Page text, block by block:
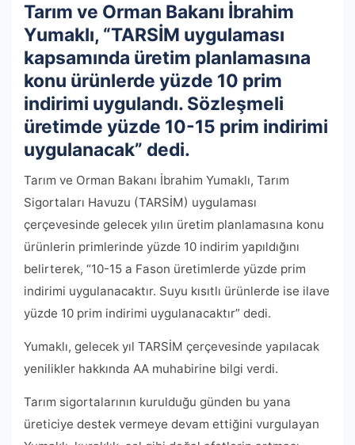
Tarım ve Orman Bakanı İbrahim
Yumaklı, “TARSİM uygulaması
kapsamında üretim planlamasına
konu ürünlerde yüzde 10 prim
indirimi uygulandı. Sözleşmeli
üretimde yüzde 10-15 prim indirimi
uygulanacak” dedi.
Tarım ve Orman Bakanı İbrahim Yumaklı, Tarım
Sigortaları Havuzu (TARSİM) uygulaması
çerçevesinde gelecek yılın üretim planlamasına konu
ürünlerin primlerinde yüzde 10 indirim yapıldığını
belirterek, “10-15 a Fason üretimlerde yüzde prim
indirimi uygulanacaktır. Suyu kısıtlı ürünlerde ise ilave
yüzde 10 prim indirimi uygulanacaktır” dedi.
Yumaklı, gelecek yıl TARSİM çerçevesinde yapılacak
yenilikler hakkında AA muhabirine bilgi verdi.
Tarım sigortalarının kurulduğu günden bu yana
üreticiye destek vermeye devam ettiğini vurgulayan